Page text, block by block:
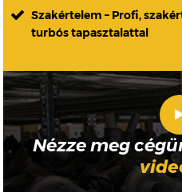
Szakértelem – Profi,
turbós tapasztalattal
Nézze meg